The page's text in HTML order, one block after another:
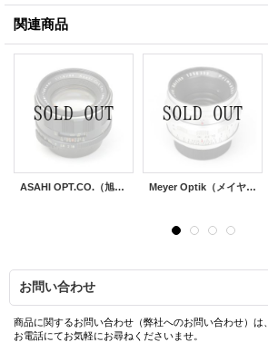
関連商品
ASAHI OPT.CO.（旭光学工業）Super-Takumar（タクマー）55mm/F1.8 Meyer Optik（メイヤーオプティック）Primoplan（プリモプラン）58mm/F1.9 ※レア
お問い合わせ
商品に関するお問い合わせ（弊社へのお問い合わせ）は
お電話にてお気軽にお尋ねくださいませ。